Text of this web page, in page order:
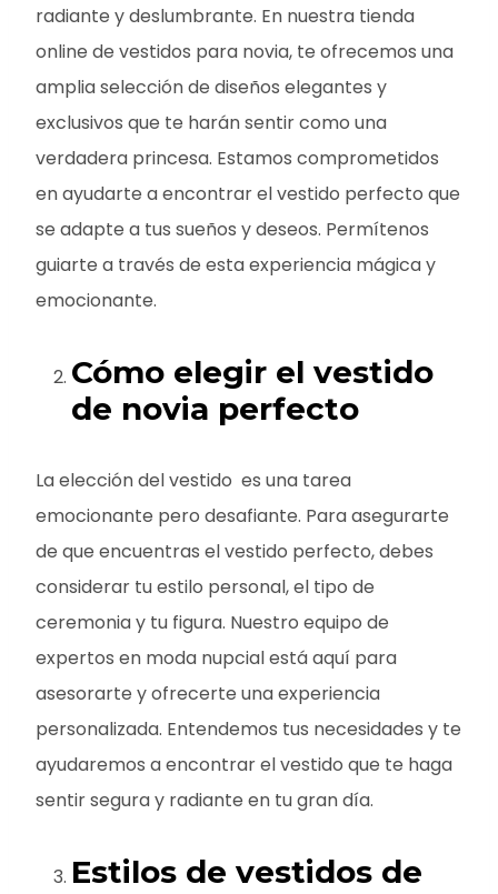
radiante y deslumbrante. En nuestra tienda
online de vestidos para novia, te ofrecemos una
amplia selección de diseños elegantes y
exclusivos que te harán sentir como una
verdadera princesa. Estamos comprometidos
en ayudarte a encontrar el vestido perfecto que
se adapte a tus sueños y deseos. Permítenos
guiarte a través de esta experiencia mágica y
emocionante.
Cómo elegir el vestido
de novia perfecto
La elección del vestido es una tarea
emocionante pero desafiante. Para asegurarte
de que encuentras el vestido perfecto, debes
considerar tu estilo personal, el tipo de
ceremonia y tu figura. Nuestro equipo de
expertos en moda nupcial está aquí para
asesorarte y ofrecerte una experiencia
personalizada. Entendemos tus necesidades y te
ayudaremos a encontrar el vestido que te haga
sentir segura y radiante en tu gran día.
Estilos de vestidos de